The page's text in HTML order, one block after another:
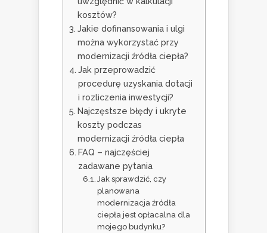
kosztów?
Jakie dofinansowania i ulgi
można wykorzystać przy
modernizacji źródła ciepła?
Jak przeprowadzić
procedurę uzyskania dotacji
i rozliczenia inwestycji?
Najczęstsze błędy i ukryte
koszty podczas
modernizacji źródła ciepła
FAQ – najczęściej
zadawane pytania
Jak sprawdzić, czy
planowana
modernizacja źródła
ciepła jest opłacalna dla
mojego budynku?